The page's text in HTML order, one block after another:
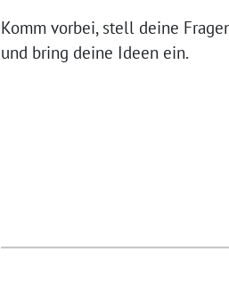
Komm vorbei, stell deine
und bring deine Ideen ein.